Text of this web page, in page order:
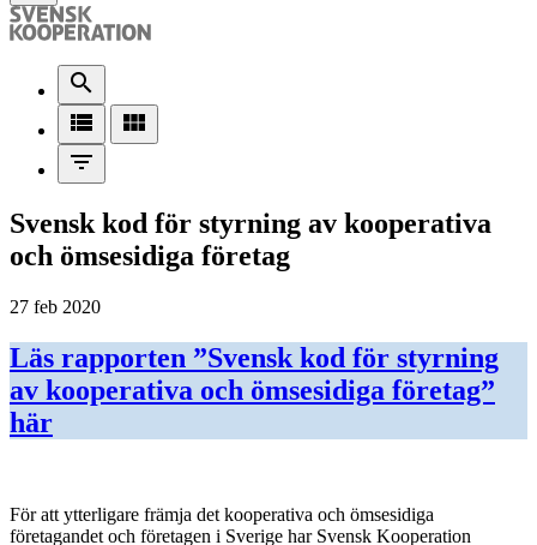
search
view_list
view_module
filter_list
Svensk kod för styrning av kooperativa
och ömsesidiga företag
27 feb 2020
Läs rapporten ”Svensk kod för styrning
av kooperativa och ömsesidiga företag”
här
För att ytterligare främja det kooperativa och ömsesidiga
företagandet och företagen i Sverige har Svensk Kooperation